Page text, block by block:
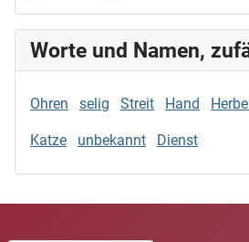
Worte und Namen,
Ohren selig Streit Hand
Katze unbekannt Dienst